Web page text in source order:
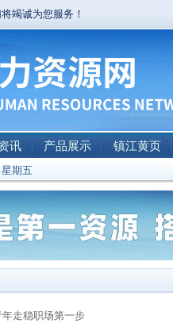
竭诚为您服务！
讯 产品展示 镇江黄页
期五
走稳职场第一步